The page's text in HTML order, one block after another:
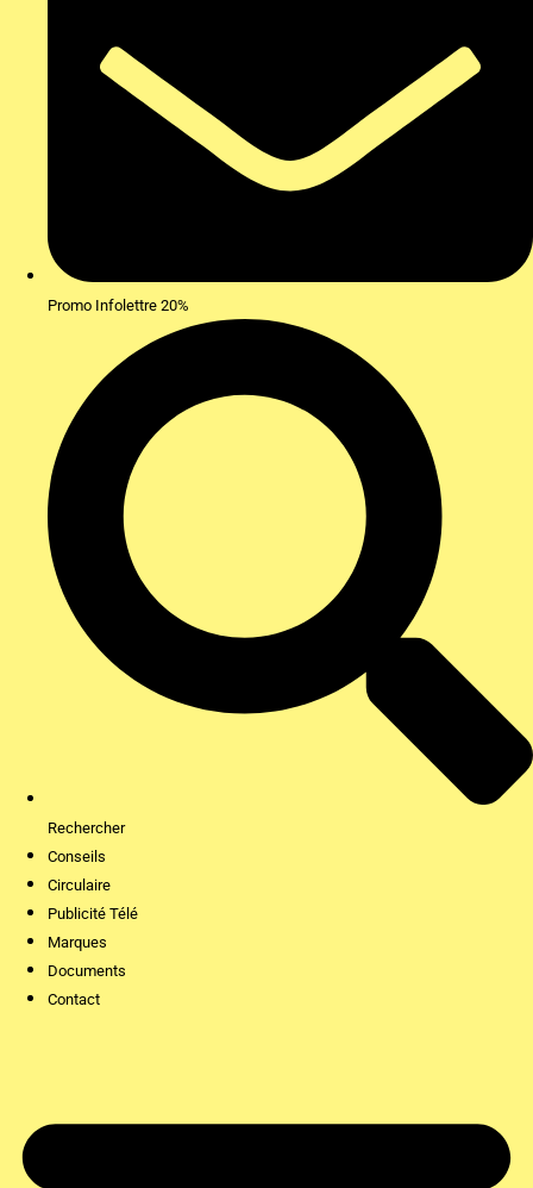
Promo Infolettre 20%
Rechercher
Conseils
Circulaire
Publicité Télé
Marques
Documents
Contact